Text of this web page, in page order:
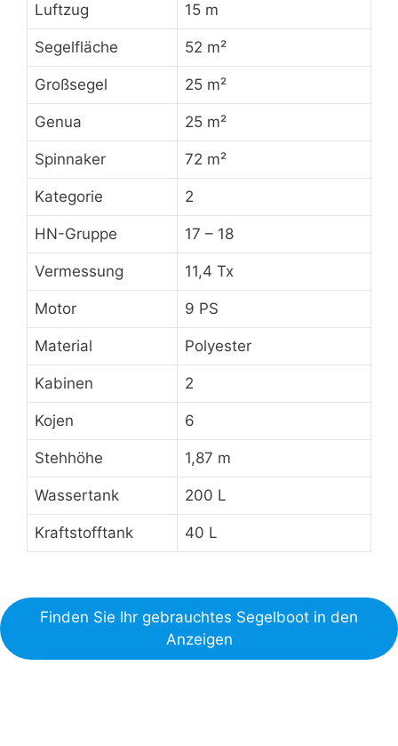
Luftzug 15 m
Segelfläche 52 m²
Großsegel 25 m²
Genua 25 m²
Spinnaker 72 m²
Kategorie 2
HN-Gruppe 17 – 18
Vermessung 11,4 Tx
Motor 9 PS
Material Polyester
Kabinen 2
Kojen 6
Stehhöhe 1,87 m
Wassertank 200 L
Kraftstofftank 40 L
Finden Sie Ihr gebrauchtes Segelboot in den
Anzeigen